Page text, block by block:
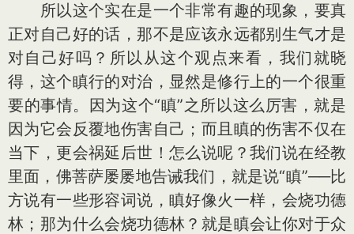
所以这个实在是一个非常有趣的现象，要真
正对自己好的话，那不是应该永远都别生气才是
对自己好吗？所以从这个观点来看，我们就晓
得，这个瞋行的对治，显然是修行上的一个很重
要的事情。因为这个“瞋”之所以这么厉害，就是
因为它会反覆地伤害自己；而且瞋的伤害不仅在
当下，更会祸延后世！怎么说呢？我们说在经教
里面，佛菩萨屡屡地告诫我们，就是说“瞋”──比
方说有一些形容词说，瞋好像火一样，会烧功德
林；那为什么会烧功德林？就是瞋会让你对于众